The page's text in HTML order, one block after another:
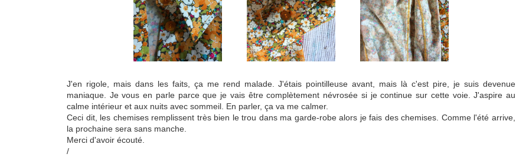
J'en rigole, mais dans les faits, ça me rend malade. J'étais pointilleuse avant, mais là c'est pire, je suis devenue
maniaque. Je vous en parle parce que je vais être complètement névrosée si je continue sur cette voie. J'aspire au
calme intérieur et aux nuits avec sommeil. En parler, ça va me calmer.
Ceci dit, les chemises remplissent très bien le trou dans ma garde-robe alors je fais des chemises. Comme l'été arrive,
la prochaine sera sans manche.
Merci d'avoir écouté.
/